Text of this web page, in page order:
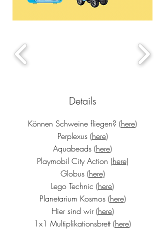
Details
Können Schweine fliegen? (here)
Perplexus (here)
Aquabeads (here)
Playmobil City Action (here)
Globus (here)
Lego Technic (here)
Planetarium Kosmos (here)
Hier sind wir (here)
1x1 Multiplikationsbrett (here)